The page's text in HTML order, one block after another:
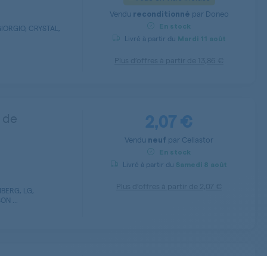
CRYSTAL,
Vendu reconditionné par Doneo
En stock
Livré à partir du Mardi 11 août
LG,
...
2,07 €
Vendu neuf par Cellastor
En stock
Livré à partir du Samedi 8 août